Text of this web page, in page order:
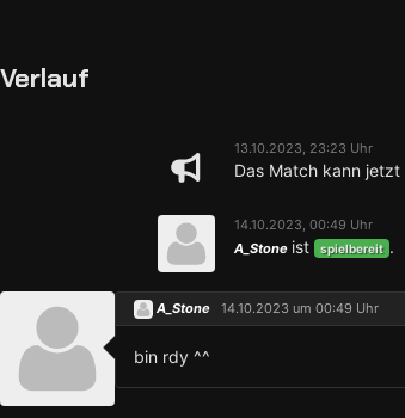
Verlauf
13.10.2023, 23:23 Uhr
Das Match kann
14.10.2023, 00:49 Uhr
A_Stone ist spielbereit .
A_Stone 14.10.2023 um 00:49 Uhr
bin rdy ^^